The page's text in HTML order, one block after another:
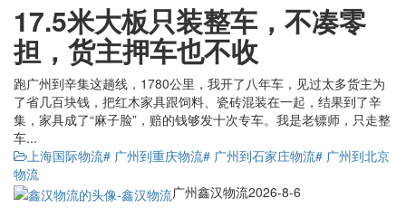
17.5米大板只装整车，不凑零
担，货主押车也不收
跑广州到辛集这趟线，1780公里，我开了八年车，见过太多货主为
了省几百块钱，把红木家具跟饲料、瓷砖混装在一起，结果到了辛
集，家具成了“麻子脸”，赔的钱够发十次专车。我是老镖师，只走整
车...
上海国际物流# 广州到重庆物流# 广州到石家庄物流# 广州到北京
物流
广州鑫汉物流2026-8-6